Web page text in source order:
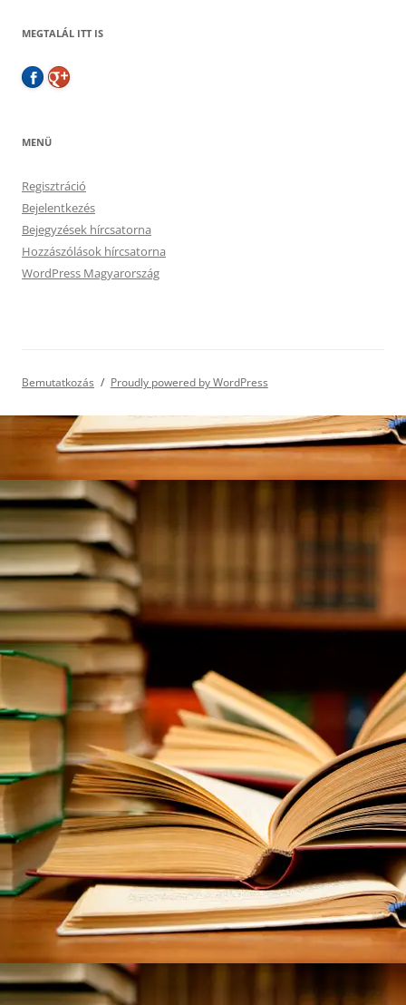
MEGTALÁL ITT IS
MENÜ
Regisztráció
Bejelentkezés
Bejegyzések hírcsatorna
Hozzászólások hírcsatorna
WordPress Magyarország
Bemutatkozás Proudly powered by WordPress